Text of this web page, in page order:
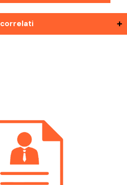
correlati
Del Garda
Trento Ingegnere
Di Non Ingegnere